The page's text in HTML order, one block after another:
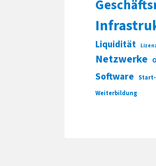
Liquidität
Netzwerke
Software
Weiterbildung